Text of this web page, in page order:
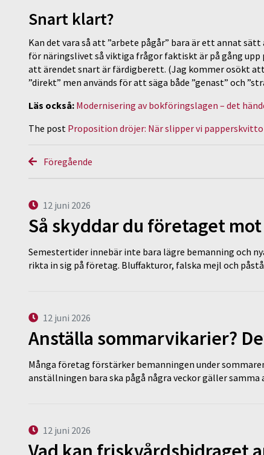
Snart klart?
Kan det vara så att ”arbete pågår” bara är ett annat
för näringslivet så viktiga frågor faktiskt är på gång upp
att ärendet snart är färdigberett. (Jag kommer osökt
”direkt” men används för att säga både ”genast” och
Läs också: Modernisering av bokföringslagen – det
The post Proposition dröjer: När slipper vi
Föregående
12 juni 2026
Så skyddar du företaget
Semestertider innebär inte bara lägre bemanning och
rikta in sig på företag. Bluffakturor, falska mejl och
12 juni 2026
Anställa sommarvikarier?
Många företag förstärker bemanningen under
anställningen bara ska pågå några veckor gäller
12 juni 2026